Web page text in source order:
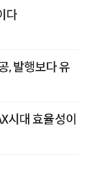
다
, 발행보다 유
시대 효율성이